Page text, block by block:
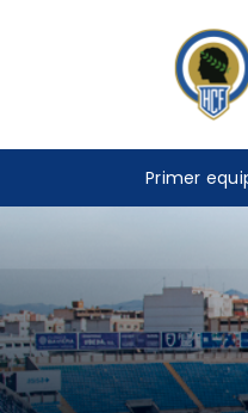
Primer